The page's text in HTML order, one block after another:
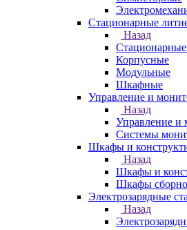
Стационарные
Назад
Корпусные
Модульные
Шкафные
Управление и
Назад
Управление и
Системы
Шкафы и
Назад
Шкафы и
Шкафы
Электрозарядные
Назад